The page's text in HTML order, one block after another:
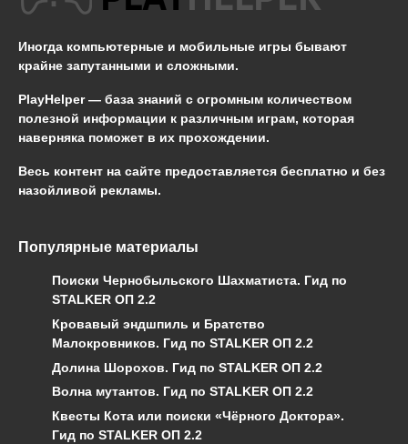
Иногда компьютерные и мобильные игры бывают
крайне запутанными и сложными.
PlayHelper — база знаний с огромным количеством
полезной информации к различным играм, которая
наверняка поможет в их прохождении.
Весь контент на сайте предоставляется бесплатно и без
назойливой рекламы.
Популярные материалы
Поиски Чернобыльского Шахматиста. Гид по
STALKER ОП 2.2
Кровавый эндшпиль и Братство
Малокровников. Гид по STALKER ОП 2.2
Долина Шорохов. Гид по STALKER ОП 2.2
Волна мутантов. Гид по STALKER ОП 2.2
Квесты Кота или поиски «Чёрного Доктора».
Гид по STALKER ОП 2.2